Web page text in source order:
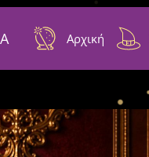
Αρχική